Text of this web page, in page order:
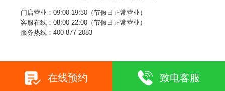
门店营业：09:00-19:30（节假日正常营业）
客服在线：08:00-22:00（节假日正常营业）
服务热线：400-877-2083
在线预约 致电客服